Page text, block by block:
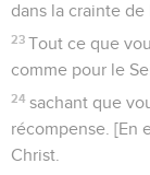
dans la crainte de
23 Tout ce que
comme pour le
24 sachant que
récompense. [En
Christ.